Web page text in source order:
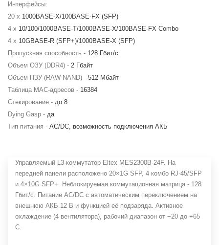
Интерфейсы:
20 x 1000BASE-X/100BASE-FX (SFP)
4 x 10/100/1000BASE-T/1000BASE-X/100BASE-FX Combo
4 x 10GBASE-R (SFP+)/1000BASE-X (SFP)
Пропускная способность - 128 Гбит/с
Объем ОЗУ (DDR4) - 2 Гбайт
Объем ПЗУ (RAW NAND) - 512 Мбайт
Таблица MAC-адресов - 16384
Стекирование - до 8
Dying Gasp - да
Тип питания - AC/DC, возможность подключения АКБ
Управляемый L3-коммутатор Eltex MES2300B-24F. На
передней панели расположено 20×1G SFP, 4 комбо RJ-45/SFP
и 4×10G SFP+. Неблокируемая коммутационная матрица - 128
Гбит/с. Питание AC/DC с автоматическим переключением на
внешнюю АКБ 12 В и функцией её подзаряда. Активное
охлаждение (4 вентилятора), рабочий диапазон от −20 до +65
C.